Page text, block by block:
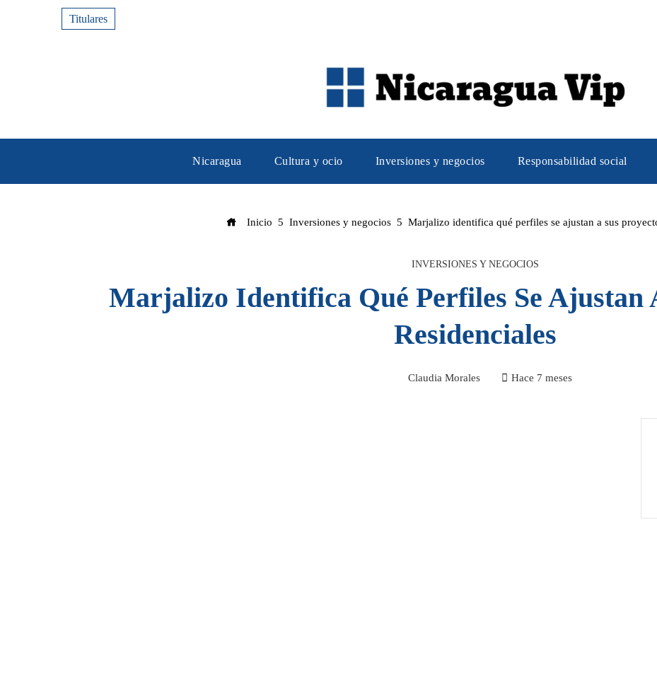
Titulares
Nicaragua Cultura y ocio Inversiones y negocios Responsabilidad social
Inicio Inversiones y negocios Marjalizo identifica qué perfiles se ajustan a sus
INVERSIONES Y NEGOCIOS
Marjalizo Identifica Qué Perfiles Se Ajustan
Residenciales
Claudia Morales Hace 7 meses